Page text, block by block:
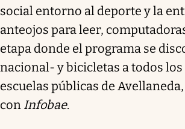
social entorno al deporte y la
anteojos para leer,
etapa donde el programa se
nacional- y bicicletas a todos
escuelas públicas de
con Infobae.